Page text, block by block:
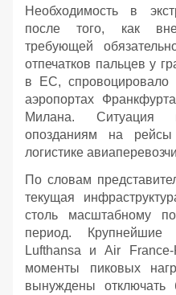
Необходимость в
после того, как
требующей
отпечатков пальцев у
в ЕС, спровоцировало
аэропортах
Милана. Ситуация
опозданиям на
логистике
По словам
текущая
столь масштабному
период. Крупнейшие
Lufthansa и Air
моменты пиковых
вынуждены отключать